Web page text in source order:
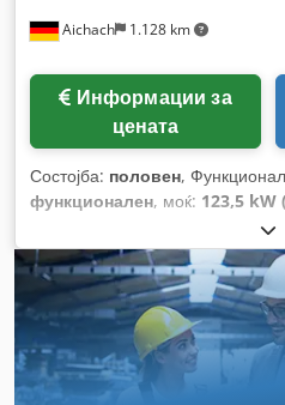
Aichach 1.128 km
цената
Состојба: половен,
функционален, моќ: 123,5 kW
,
Година на изградба:2010,
Опрема:клима уред,
системи,